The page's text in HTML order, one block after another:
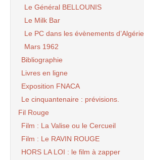
Le Général BELLOUNIS
Le Milk Bar
Le PC dans les évènements d’Algérie
Mars 1962
Bibliographie
Livres en ligne
Exposition FNACA
Le cinquantenaire : prévisions.
Fil Rouge
Film : La Valise ou le Cercueil
Film : Le RAVIN ROUGE
HORS LA LOI : le film à zapper